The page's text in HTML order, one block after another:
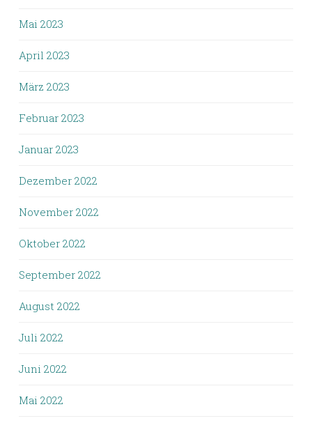
Mai 2023
April 2023
März 2023
Februar 2023
Januar 2023
Dezember 2022
November 2022
Oktober 2022
September 2022
August 2022
Juli 2022
Juni 2022
Mai 2022